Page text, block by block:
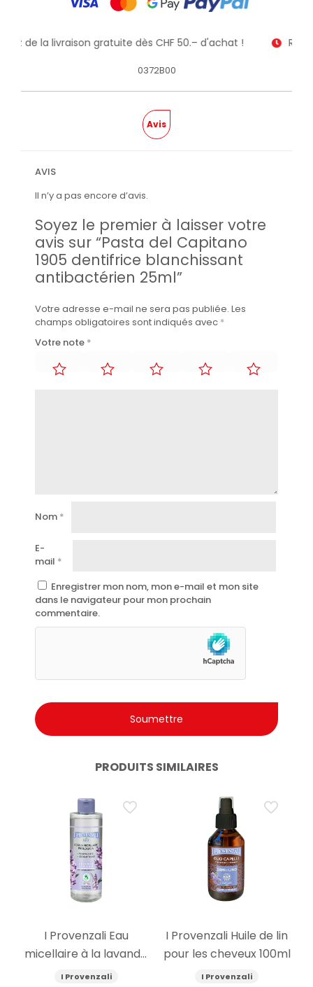
de la livraison gratuite dès CHF 50.– d'achat !
0372B00
Avis
AVIS
Il n’y a pas encore d’avis.
Soyez le premier à laisser votre
avis sur “Pasta del Capitano
1905 dentifrice blanchissant
antibactérien 25ml”
Votre adresse e-mail ne sera pas publiée. Les
champs obligatoires sont indiqués avec *
Votre note *
Nom *
E-
mail *
Enregistrer mon nom, mon e-mail et mon site
dans le navigateur pour mon prochain
commentaire.
PRODUITS SIMILAIRES
I Provenzali Eau
micellaire à la lavande
bio 400ml
I Provenzali
I Provenzali Huile de lin
pour les cheveux 100ml
I Provenzali